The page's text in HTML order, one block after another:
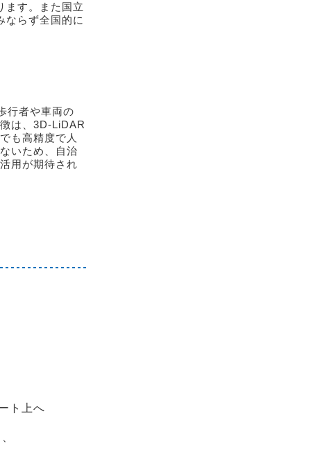
ます。また国立
ならず全国的に
行者や車両の
は、3D-LiDAR
も高精度で人
いため、自治
用が期待され
ト上へ